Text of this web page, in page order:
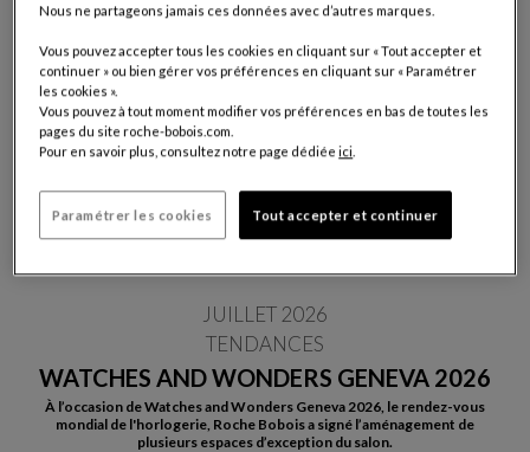
WATCHES AND WONDERS GENEVA 2026
JUILLET 2026
TENDANCES
À l’occasion de Watches and Wonders Geneva 2026, le rendez-vous
mondial de l'horlogerie, Roche Bobois a signé l’aménagement de
plusieurs espaces d’exception du salon.
Nous ne partageons jamais ces données avec d’autres marques.
Vous pouvez accepter tous les cookies en cliquant sur « Tout accepter et
continuer » ou bien gérer vos préférences en cliquant sur « Paramétrer
les cookies ».
Vous pouvez à tout moment modifier vos préférences en bas de toutes les
pages du site roche-bobois.com.
Pour en savoir plus, consultez notre page dédiéeici.
Paramétrer les cookies Tout accepter et continuer